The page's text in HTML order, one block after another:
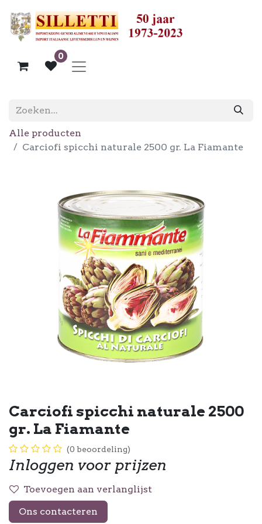
0
Alle producten
Carciofi spicchi naturale 2500 gr. La Fiamante
Carciofi spicchi naturale 2500
gr. La Fiamante
(0 beoordeling)
Inloggen voor prijzen
Toevoegen aan verlanglijst
Ons contacteren